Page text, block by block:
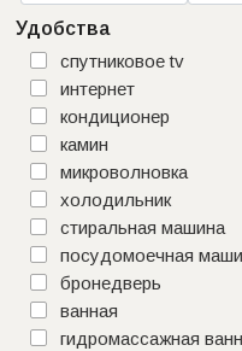
Удобства
спутниковое tv
интернет
кондиционер
камин
микроволновка
холодильник
стиральная машина
посудомоечная
бронедверь
ванная
гидромассажная